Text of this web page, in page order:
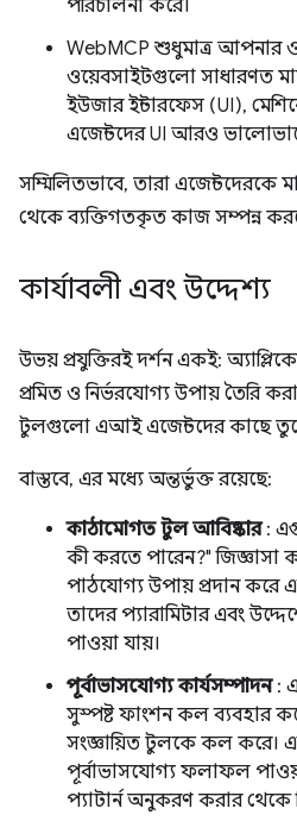
পরিচালনা করে।
WebMCP শুধুমাত্র আপনার
ওয়েবসাইটগুলো সাধারণত
ইউজার ইন্টারফেস (UI),
এজেন্টদের UI আরও
সম্মিলিতভাবে, তারা এজেন্টদেরকে
থেকে ব্যক্তিগতকৃত কাজ সম্পন্ন
কার্যাবলী এবং উদ্দেশ্য
উভয় প্রযুক্তিরই দর্শন একই:
প্রমিত ও নির্ভরযোগ্য উপায় তৈরি
টুলগুলো এআই এজেন্টদের কাছে
বাস্তবে, এর মধ্যে অন্তর্ভুক্ত রয়েছে:
কাঠামোগত টুল আবিষ্কার:
কী করতে পারেন?" জিজ্ঞাসা
পাঠযোগ্য উপায় প্রদান করে
তাদের প্যারামিটার এবং
পাওয়া যায়।
পূর্বাভাসযোগ্য কার্যসম্পাদন:
সুস্পষ্ট ফাংশন কল ব্যবহার
সংজ্ঞায়িত টুলকে কল করে।
পূর্বাভাসযোগ্য ফলাফল
প্যাটার্ন অনুকরণ করার থেকে